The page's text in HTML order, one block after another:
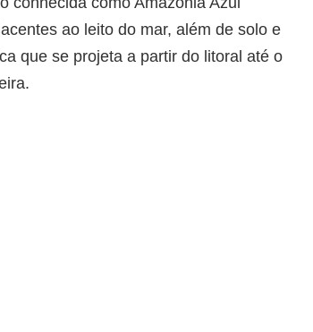
ao leito do mar, além de solo e
que se projeta a partir do litoral até o